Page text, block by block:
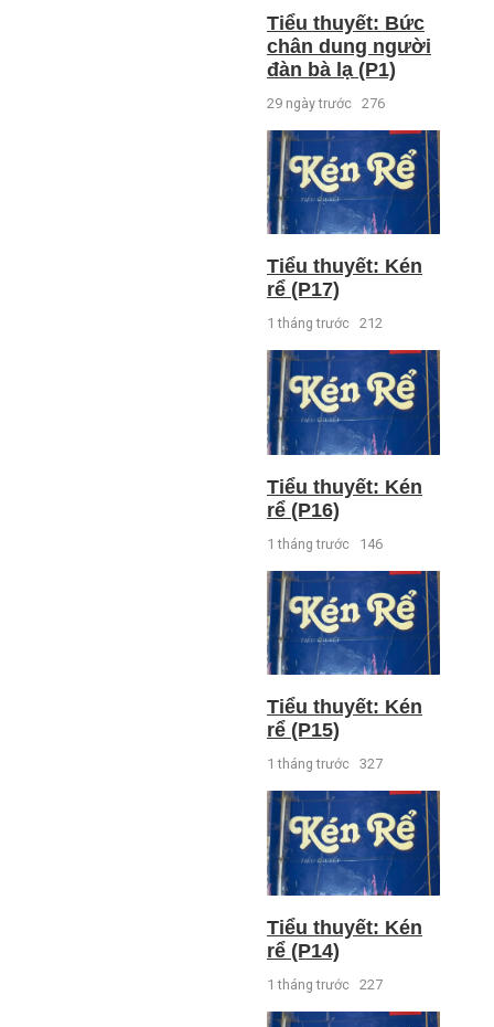
Tiểu thuyết: Bức
chân dung người
đàn bà lạ (P1)
29 ngày trước 276
Tiểu thuyết: Kén
rể (P17)
1 tháng trước 212
Tiểu thuyết: Kén
rể (P16)
1 tháng trước 146
Tiểu thuyết: Kén
rể (P15)
1 tháng trước 327
Tiểu thuyết: Kén
rể (P14)
1 tháng trước 227